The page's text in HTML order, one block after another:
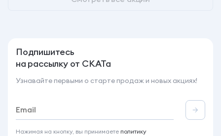
Подпишитесь
на рассылку от СКАТа
Узнавайте первыми о старте продаж и новых акциях!
Нажимая на кнопку, вы принимаете политику